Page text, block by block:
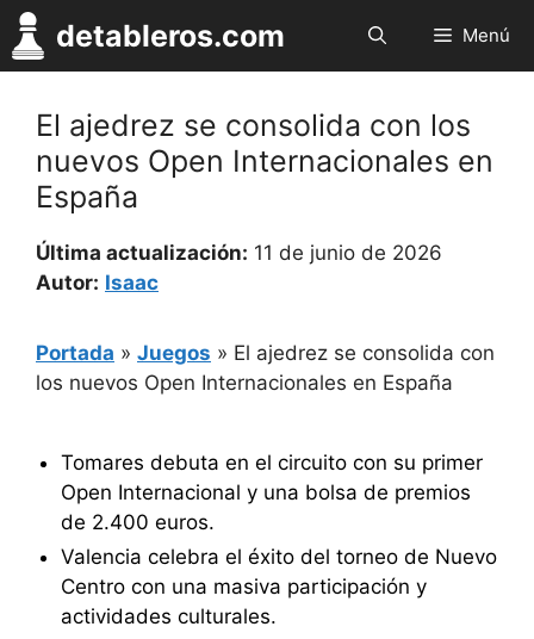
Saltar
al
contenido
detableros.com Menú
El ajedrez se consolida con los
nuevos Open Internacionales en
España
Última actualización: 11 de junio de 2026
Autor: Isaac
Portada » Juegos » El ajedrez se consolida con
los nuevos Open Internacionales en España
Tomares debuta en el circuito con su primer
Open Internacional y una bolsa de premios
de 2.400 euros.
Valencia celebra el éxito del torneo de Nuevo
Centro con una masiva participación y
actividades culturales.